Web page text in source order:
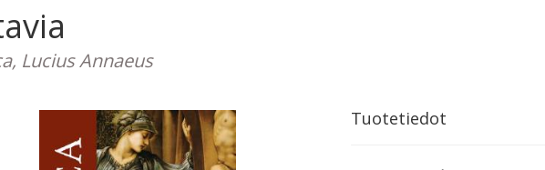
Lucius Annaeus
Tuotetiedot